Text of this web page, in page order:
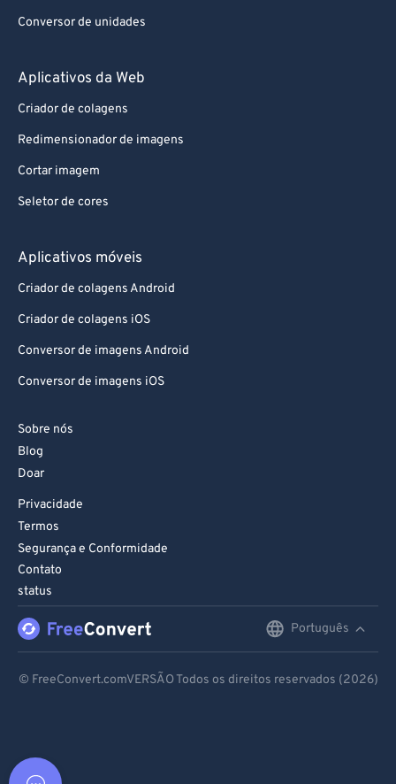
Conversor de unidades
Aplicativos da Web
Criador de colagens
Redimensionador de imagens
Cortar imagem
Seletor de cores
Aplicativos móveis
Criador de colagens Android
Criador de colagens iOS
Conversor de imagens Android
Conversor de imagens iOS
Sobre nós
Blog
Doar
Privacidade
Termos
Segurança e Conformidade
Contato
status
Português
© FreeConvert.comVERSÃO Todos os direitos reservados (2026)